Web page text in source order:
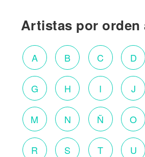
Artistas por orden
A B C D
G H I J
M N Ñ O
R S T U